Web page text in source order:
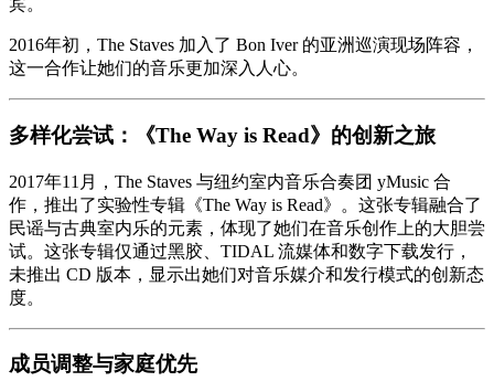
宾。
2016年初，The Staves 加入了 Bon Iver 的亚洲巡演现场阵容，
这一合作让她们的音乐更加深入人心。
多样化尝试：《The Way is Read》的创新之旅
2017年11月，The Staves 与纽约室内音乐合奏团 yMusic 合
作，推出了实验性专辑《The Way is Read》。这张专辑融合了
民谣与古典室内乐的元素，体现了她们在音乐创作上的大胆尝
试。这张专辑仅通过黑胶、TIDAL 流媒体和数字下载发行，
未推出 CD 版本，显示出她们对音乐媒介和发行模式的创新态
度。
成员调整与家庭优先